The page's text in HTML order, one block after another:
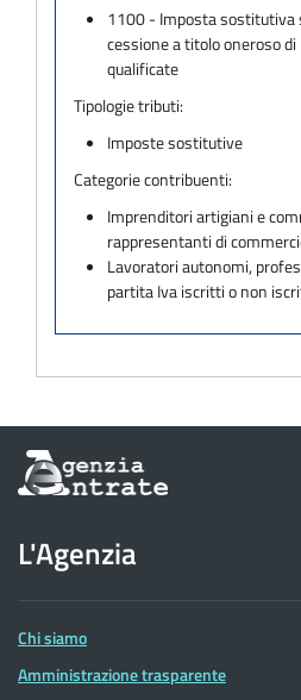
1100 - Imposta sostitutiva
cessione a titolo oneroso
qualificate
Tipologie tributi:
Imposte sostitutive
Categorie contribuenti:
Imprenditori artigiani e
rappresentanti di
Lavoratori autonomi,
partita Iva iscritti o non
Informazioni
sul
dell'Agenzia
delle
Entrate
L'Agenzia
Chi siamo
Amministrazione trasparente